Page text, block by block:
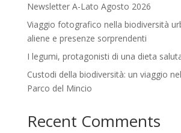
Newsletter A-Lato Agosto 2026
Viaggio fotografico nella biodiversità
aliene e presenze sorprendenti
I legumi, protagonisti di una dieta
Custodi della biodiversità: un viaggio
Parco del Mincio
Recent Comments